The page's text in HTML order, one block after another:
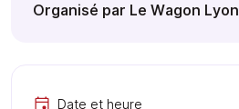
Organisé par Le Wagon Lyon
Date et heure